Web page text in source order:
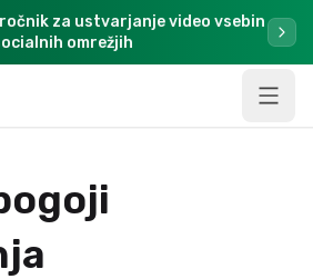
za ustvarjanje video vsebin
omrežjih